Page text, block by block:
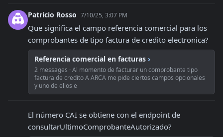
Patricio Rosso 7/10/25, 3:07 PM
Que significa el campo referencia comercial para los
comprobantes de tipo factura de credito electronica?
Referencia comercial en facturas ›
2 messages · Al momento de facturar un comprobante tipo
factura de credito A ARCA me pide ciertos campos opcionales
y uno de ellos e
El número CAI se obtiene con el endpoint de
consultarUltimoComprobanteAutorizado?